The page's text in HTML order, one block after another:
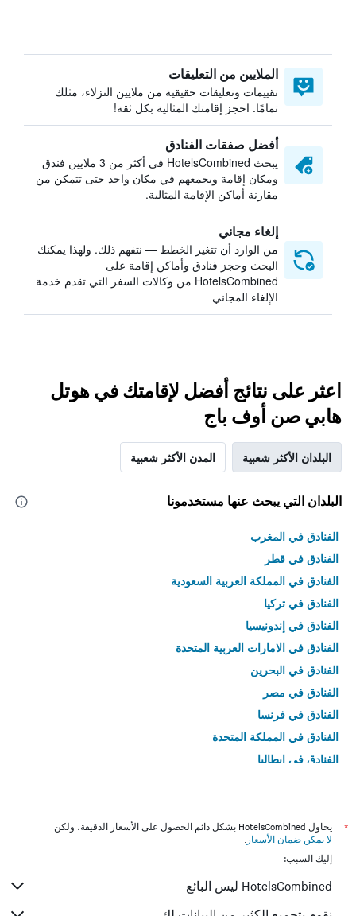
الملايين من التعليقات
تقييمات وتعليقات حقيقية من ملايين النزلاء، مثلك
تمامًا. احجز إقامتك المثالية بكل ثقة!
أفضل صفقات الفنادق
يبحث HotelsCombined في أكثر من 3 ملايين فندق
ومكان إقامة ويجمعهم في مكان واحد حتى تتمكن من
مقارنة أماكن الإقامة المثالية.
إلغاء مجاني
من الوارد أن تتغير الخطط — نتفهم ذلك. ولهذا يمكنك
البحث وحجز فنادق وأماكن إقامة على
HotelsCombined من وكالات السفر التي تقدم خدمة
الإلغاء المجاني
اعثر على نتائج أفضل لإقامتك في هوتل
هابي صن أوف باج
البلدان الأكثر شعبية المدن الأكثر شعبية
البلدان التي يبحث عنها مستخدمونا
الفنادق في المغرب
الفنادق في قطر
الفنادق في المملكة العربية السعودية
الفنادق في تركيا
الفنادق في إندونيسيا
الفنادق في الامارات العربية المتحدة
الفنادق في البحرين
الفنادق في مصر
الفنادق في فرنسا
الفنادق في المملكة المتحدة
الفنادق في إيطاليا
*
يحاول HotelsCombined بشكل دائم الحصول على الأسعار الدقيقة، ولكن
لا يمكن ضمان الأسعار .
إليك السبب:
HotelsCombined ليس البائع